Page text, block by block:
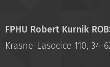
FPHU Robert Kurnik
Krasne-Lasocice 110, 34-